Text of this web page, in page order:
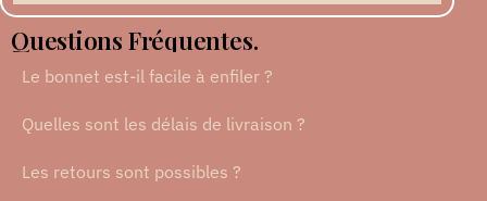
Questions Fréquentes.
Le bonnet est-il facile à enfiler ?
Quelles sont les délais de livraison ?
Les retours sont possibles ?